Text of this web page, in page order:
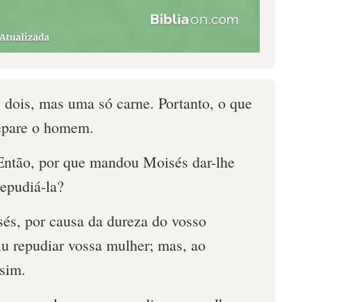
mas uma só carne. Portanto, o que
o homem.
por que mandou Moisés dar-lhe
la?
por causa da dureza do vosso
repudiar vossa mulher; mas, ao